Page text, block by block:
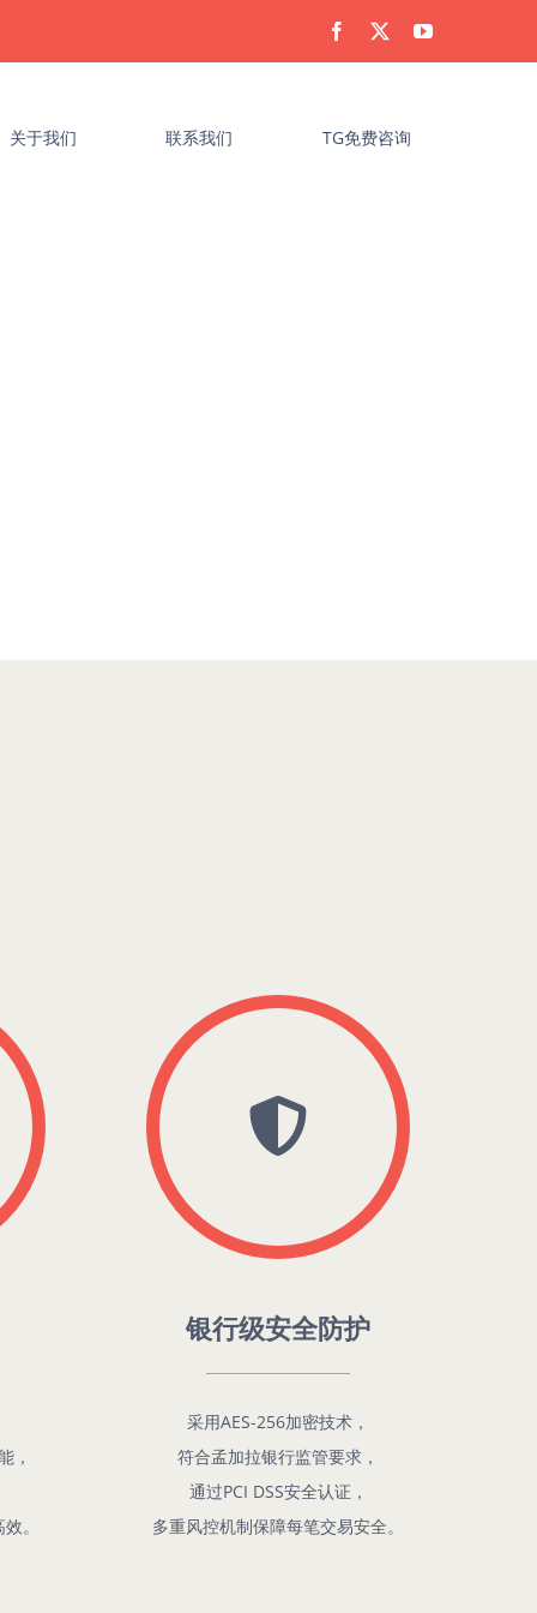
关于我们 联系我们 TG免费咨询
，
。
银行级安全防护
采用AES-256加密技术，
符合孟加拉银行监管要求，
通过PCI DSS安全认证，
多重风控机制保障每笔交易安全。